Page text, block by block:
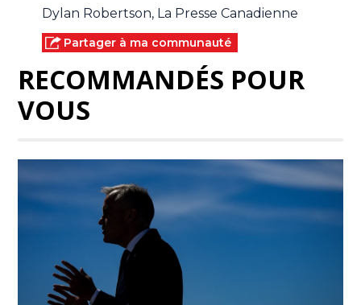
Dylan Robertson, La Presse Canadienne
Partager à ma communauté
RECOMMANDÉS POUR
VOUS